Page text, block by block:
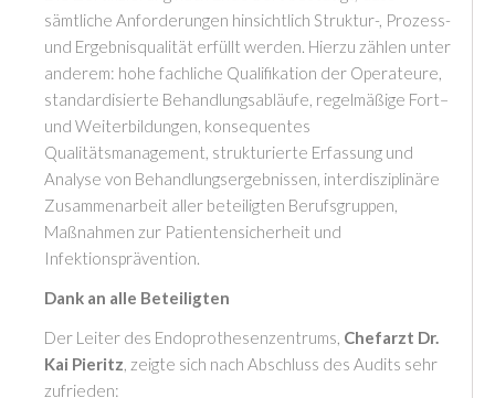
sämtliche Anforderungen hinsichtlich Struktur-, Prozess-
und Ergebnisqualität erfüllt werden. Hierzu zählen unter
anderem: hohe fachliche Qualifikation der Operateure,
standardisierte Behandlungsabläufe, regelmäßige Fort–
und Weiterbildungen, konsequentes
Qualitätsmanagement, strukturierte Erfassung und
Analyse von Behandlungsergebnissen, interdisziplinäre
Zusammenarbeit aller beteiligten Berufsgruppen,
Maßnahmen zur Patientensicherheit und
Infektionsprävention.
Dank an alle Beteiligten
Der Leiter des Endoprothesenzentrums, Chefarzt Dr.
Kai Pieritz, zeigte sich nach Abschluss des Audits sehr
zufrieden: